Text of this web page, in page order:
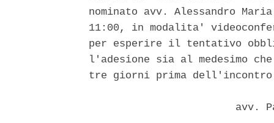
nominato avv. Alessandro
11:00, in modalita'
per esperire il tentativo
l'adesione sia al medesimo
tre giorni prima
avv.